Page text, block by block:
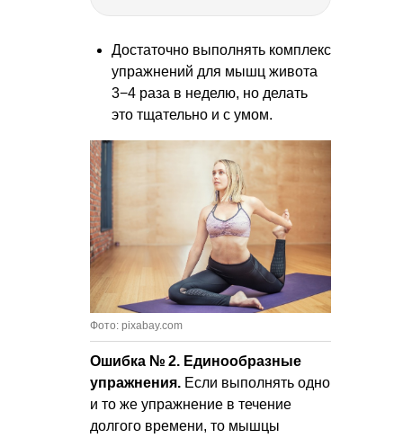
Достаточно выполнять комплекс
упражнений для мышц живота
3−4 раза в неделю, но делать
это тщательно и с умом.
Фото: pixabay.com
Ошибка № 2. Единообразные
упражнения. Если выполнять одно
и то же упражнение в течение
долгого времени, то мышцы